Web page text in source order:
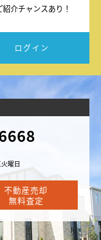
介チャンスあり！
ログイン
曜日
不動産売却
無料査定